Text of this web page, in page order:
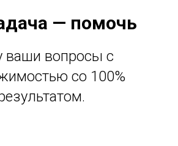
— помочь
ваши вопросы с
со 100%